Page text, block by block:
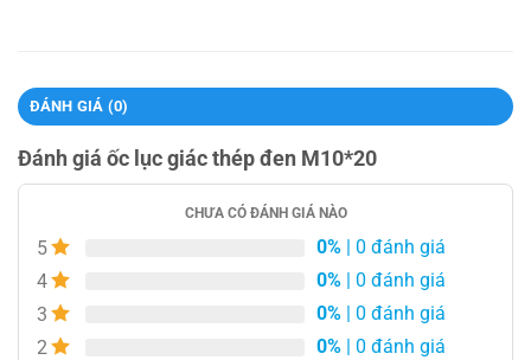
ĐÁNH GIÁ (0)
Đánh giá ốc lục giác thép đen M10*20
CHƯA CÓ ĐÁNH GIÁ NÀO
5 0% | 0 đánh giá
4
0% | 0 đánh giá
3
0% | 0 đánh giá
2
0% | 0 đánh giá